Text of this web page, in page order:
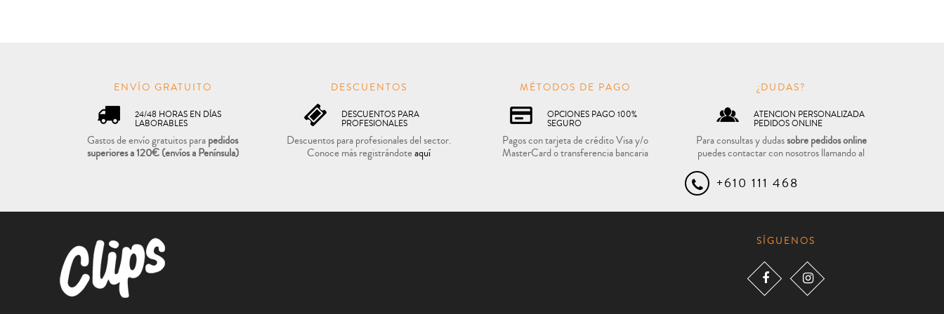
ENVÍO GRATUITO
24/48 HORAS EN DÍAS
LABORABLES
Gastos de envío gratuitos parapedidos
superiores a 120€(envíos a Península)
DESCUENTOS
DESCUENTOS PARA
PROFESIONALES
Descuentos para profesionales del sector.
Conoce más registrándoteaquí
MÉTODOS DE PAGO
OPCIONES PAGO 100%
SEGURO
Pagos con tarjeta de crédito Visa y/o
MasterCard o transferencia bancaria
¿DUDAS?
ATENCION PERSONALIZADA
PEDIDOS ONLINE
Para consultas y dudassobre pedidos online
puedes contactar con nosotros llamando al
+610 111 468
SÍGUENOS